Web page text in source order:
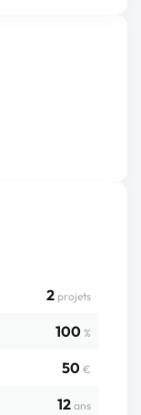
2 projets
100 %
50 €
12 ans